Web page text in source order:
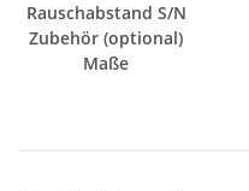
Rauschabstand S/N
Zubehör (optional)
Maße